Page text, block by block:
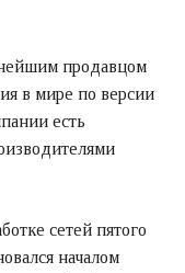
продавцом
в мире по версии
есть
сетей пятого
началом